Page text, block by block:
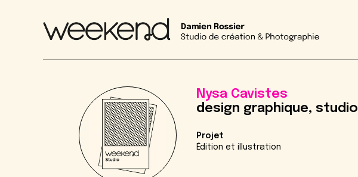
Nysa Cavistes
design graphique, studio
Projet
Édition et illustration